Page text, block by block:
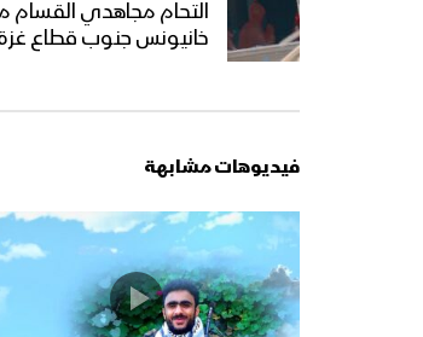
التحام مجاهدي القسام
خانيونس جنوب قطاع غزة25-02-
فيديوهات مشابهة